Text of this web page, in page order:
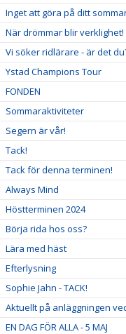
Inget att göra på ditt
När drömmar blir verklighet!
Vi söker ridlärare - är det
Ystad Champions Tour
FONDEN
Sommaraktiviteter
Segern är vår!
Tack!
Tack för denna terminen!
Always Mind
Höstterminen 2024
Börja rida hos oss?
Lära med häst
Efterlysning
Sophie Jahn - TACK!
Aktuellt på anläggningen
EN DAG FÖR ALLA - 5 MAJ